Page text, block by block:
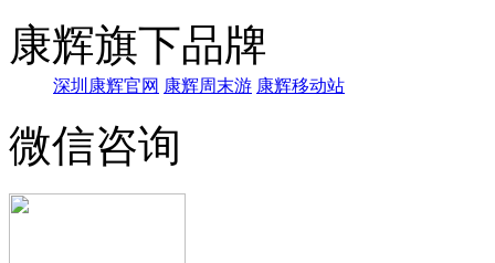
康辉旗下品牌
深圳康辉官网 康辉周末游 康辉移动站
微信咨询